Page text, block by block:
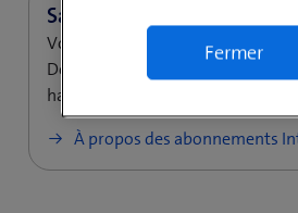
Vous n'avez pas encore Swisscom
Découvrirla connexion Internet
hautement disponible et
À propos des abonnements
Fermer